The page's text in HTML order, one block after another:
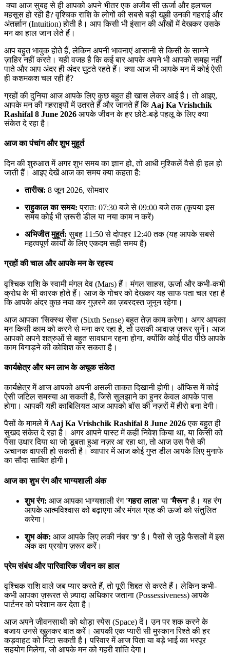
क्या आज सुबह से ही आपको अपने भीतर एक अजीब सी ऊर्जा और हलचल
महसूस हो रही है? वृश्चिक राशि के लोगों की सबसे बड़ी खूबी उनकी गहराई और
अंतर्ज्ञान (Intuition) होती है। आप किसी भी इंसान की आँखों में देखकर उसके
मन का हाल जान लेते हैं।
आप बहुत भावुक होते हैं, लेकिन अपनी भावनाएं आसानी से किसी के सामने
ज़ाहिर नहीं करते। यही वजह है कि कई बार आपके अपने भी आपको समझ नहीं
पाते और आप अंदर ही अंदर घुटते रहते हैं। क्या आज भी आपके मन में कोई ऐसी
ही कशमकश चल रही है?
ग्रहों की दुनिया आज आपके लिए कुछ बहुत ही खास लेकर आई है। तो आइए,
आपके मन की गहराइयों में उतरते हैं और जानते हैं कि Aaj Ka Vrishchik
Rashifal 8 June 2026 आपके जीवन के हर छोटे-बड़े पहलू के लिए क्या
संकेत दे रहा है।
आज का पंचांग और शुभ मुहूर्त
दिन की शुरुआत में अगर शुभ समय का ज्ञान हो, तो आधी मुश्किलें वैसे ही हल हो
जाती हैं। आइए देखें आज का समय क्या कहता है:
तारीख: 8 जून 2026, सोमवार
राहुकाल का समय: प्रातः 07:30 बजे से 09:00 बजे तक (कृपया इस
समय कोई भी ज़रूरी डील या नया काम न करें)
अभिजीत मुहूर्त: सुबह 11:50 से दोपहर 12:40 तक (यह आपके सबसे
महत्वपूर्ण कार्यों के लिए एकदम सही समय है)
ग्रहों की चाल और आपके मन के रहस्य
वृश्चिक राशि के स्वामी मंगल देव (Mars) हैं। मंगल साहस, ऊर्जा और कभी-कभी
क्रोध के भी कारक होते हैं। आज के गोचर को देखकर यह साफ पता चल रहा है
कि आपके अंदर कुछ नया कर गुज़रने का ज़बरदस्त जुनून रहेगा।
आज आपका 'सिक्स्थ सेंस' (Sixth Sense) बहुत तेज़ काम करेगा। अगर आपका
मन किसी काम को करने से मना कर रहा है, तो उसकी आवाज़ ज़रूर सुनें। आज
आपको अपने शत्रुओं से बहुत सावधान रहना होगा, क्योंकि कोई पीठ पीछे आपके
काम बिगाड़ने की कोशिश कर सकता है।
कार्यक्षेत्र और धन लाभ के अचूक संकेत
कार्यक्षेत्र में आज आपको अपनी असली ताकत दिखानी होगी। ऑफिस में कोई
ऐसी जटिल समस्या आ सकती है, जिसे सुलझाने का हुनर केवल आपके पास
होगा। आपकी यही काबिलियत आज आपको बॉस की नज़रों में हीरो बना देगी।
पैसों के मामले में Aaj Ka Vrishchik Rashifal 8 June 2026एक बहुत ही
सुखद संकेत दे रहा है। अगर आपने पास्ट में कहीं निवेश किया था, या किसी को
पैसा उधार दिया था जो डूबता हुआ नज़र आ रहा था, तो आज उस पैसे की
अचानक वापसी हो सकती है। व्यापार में आज कोई गुप्त डील आपके लिए मुनाफे
का सौदा साबित होगी।
आज का शुभ रंग और भाग्यशाली अंक
शुभ रंग: आज आपका भाग्यशाली रंग 'गहरा लाल'या 'मैरून'है। यह रंग
आपके आत्मविश्वास को बढ़ाएगा और मंगल ग्रह की ऊर्जा को संतुलित
करेगा।
शुभ अंक: आज आपके लिए लकी नंबर '9'है। पैसों से जुड़े फैसलों में इस
अंक का प्रयोग ज़रूर करें।
प्रेम संबंध और पारिवारिक जीवन का हाल
वृश्चिक राशि वाले जब प्यार करते हैं, तो पूरी शिद्दत से करते हैं। लेकिन कभी-
कभी आपका ज़रूरत से ज़्यादा अधिकार जताना (Possessiveness) आपके
पार्टनर को परेशान कर देता है।
आज अपने जीवनसाथी को थोड़ा स्पेस (Space) दें। उन पर शक करने के
बजाय उनसे खुलकर बात करें। आपकी एक प्यारी सी मुस्कान रिश्ते की हर
कड़वाहट को मिटा सकती है। परिवार में आज पिता या बड़े भाई का भरपूर
सहयोग मिलेगा, जो आपके मन को गहरी शांति देगा।